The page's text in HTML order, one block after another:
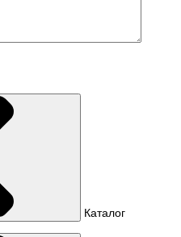
Каталог